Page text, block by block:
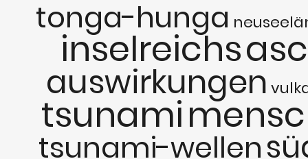
tonga-hunga
inselreichs
auswirkungen
tsunami
tsunami-wellen